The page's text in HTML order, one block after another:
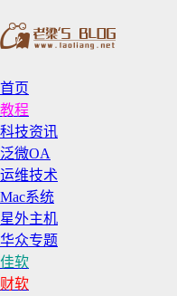
首页
教程
科技资讯
泛微OA
运维技术
Mac系统
星外主机
华众专题
佳软
财软